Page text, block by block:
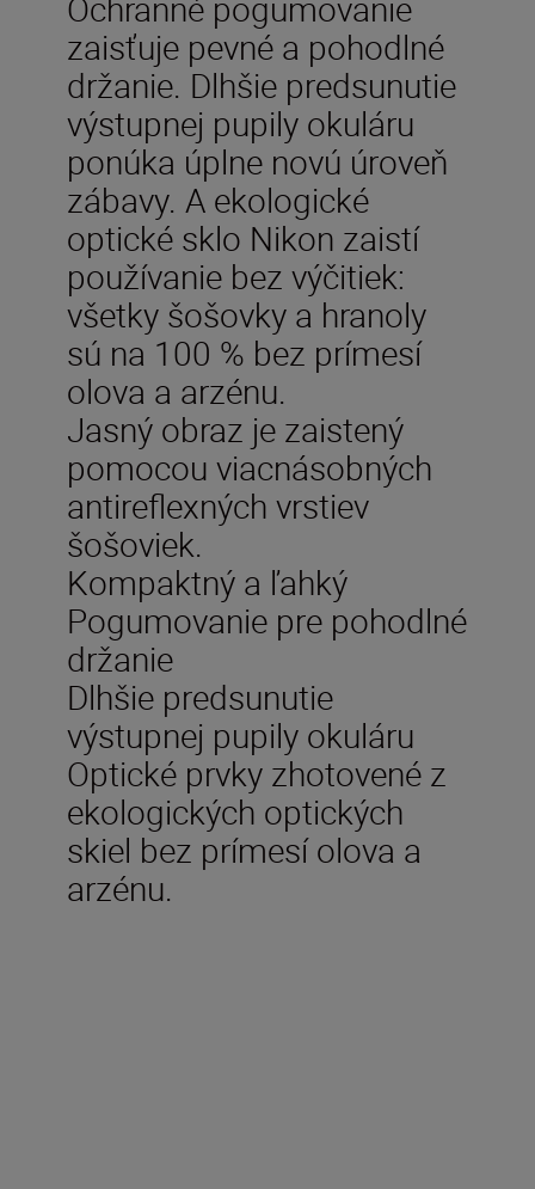
zaisťuje pevné a pohodlné
držanie. Dlhšie predsunutie
výstupnej pupily okuláru
ponúka úplne novú úroveň
zábavy. A ekologické
optické sklo Nikon zaistí
používanie bez výčitiek:
všetky šošovky a hranoly
sú na 100 % bez prímesí
olova a arzénu.
Jasný obraz je zaistený
pomocou viacnásobných
antireflexných vrstiev
šošoviek.
Kompaktný a ľahký
Pogumovanie pre pohodlné
držanie
Dlhšie predsunutie
výstupnej pupily okuláru
Optické prvky zhotovené z
ekologických optických
skiel bez prímesí olova a
arzénu.